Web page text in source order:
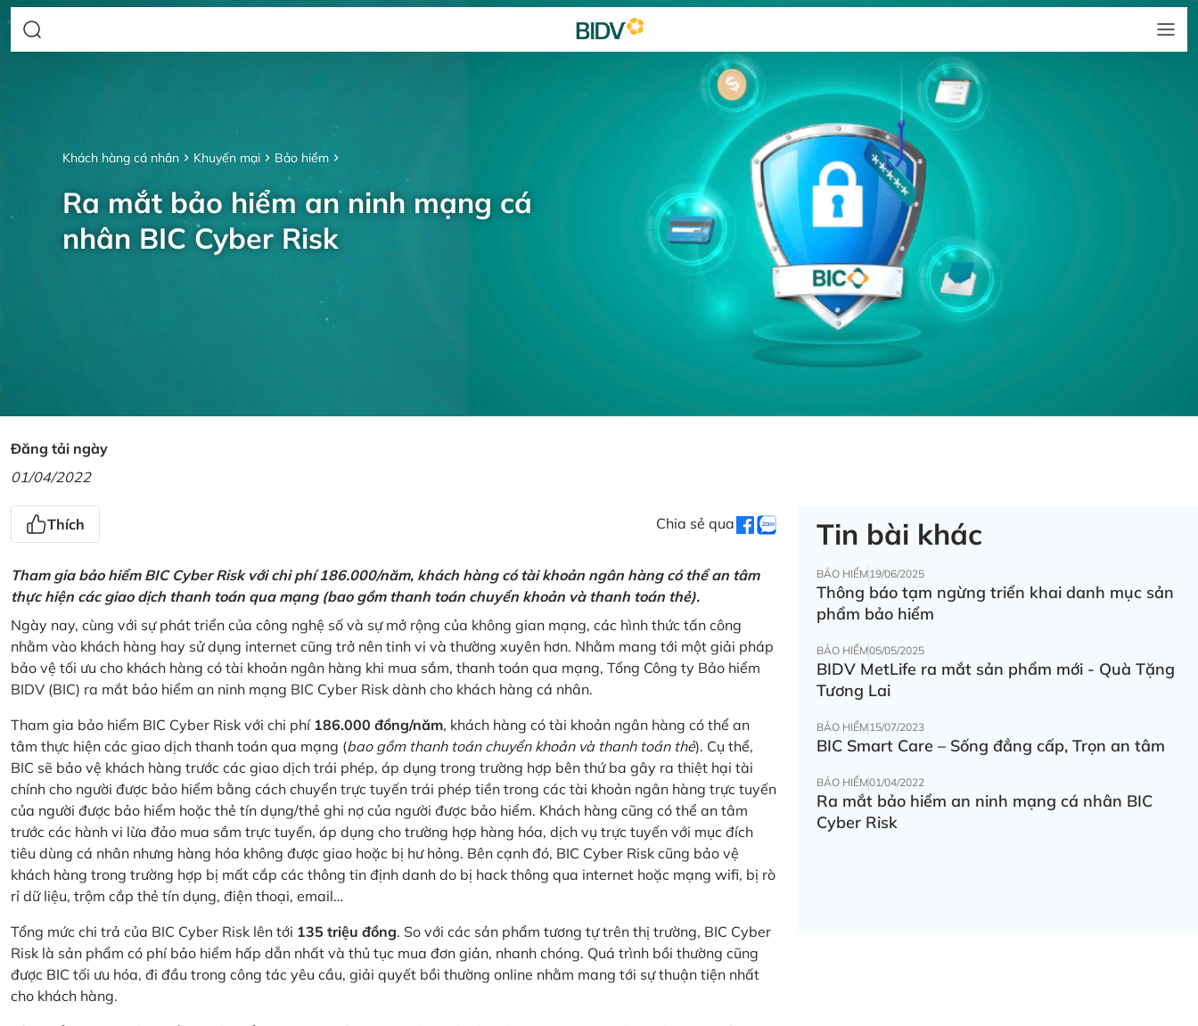
Khách hàng cá nhân Khuyến mại Bảo hiểm
Ra mắt bảo hiểm an ninh mạng cá
nhân BIC Cyber Risk
Đăng tải ngày
01/04/2022
Thích Chia sẻ qua
Tham gia bảo hiểm BIC Cyber Risk với chi phí 186.000/năm, khách hàng có tài khoản ngân hàng có thể an tâm
thực hiện các giao dịch thanh toán qua mạng (bao gồm thanh toán chuyển khoản và thanh toán thẻ).
Ngày nay, cùng với sự phát triển của công nghệ số và sự mở rộng của không gian mạng, các hình thức tấn công
nhằm vào khách hàng hay sử dụng internet cũng trở nên tinh vi và thường xuyên hơn. Nhằm mang tới một giải pháp
bảo vệ tối ưu cho khách hàng có tài khoản ngân hàng khi mua sắm, thanh toán qua mạng, Tổng Công ty Bảo hiểm
BIDV (BIC) ra mắt bảo hiểm an ninh mạng BIC Cyber Risk dành cho khách hàng cá nhân.
Tham gia bảo hiểm BIC Cyber Risk với chi phí 186.000 đồng/năm, khách hàng có tài khoản ngân hàng có thể an
tâm thực hiện các giao dịch thanh toán qua mạng (bao gồm thanh toán chuyển khoản và thanh toán thẻ). Cụ thể,
BIC sẽ bảo vệ khách hàng trước các giao dịch trái phép, áp dụng trong trường hợp bên thứ ba gây ra thiệt hại tài
chính cho người được bảo hiểm bằng cách chuyển trực tuyến trái phép tiền trong các tài khoản ngân hàng trực tuyến
của người được bảo hiểm hoặc thẻ tín dụng/thẻ ghi nợ của người được bảo hiểm. Khách hàng cũng có thể an tâm
trước các hành vi lừa đảo mua sắm trực tuyến, áp dụng cho trường hợp hàng hóa, dịch vụ trực tuyến với mục đích
tiêu dùng cá nhân nhưng hàng hóa không được giao hoặc bị hư hỏng. Bên cạnh đó, BIC Cyber Risk cũng bảo vệ
khách hàng trong trường hợp bị mất cắp các thông tin định danh do bị hack thông qua internet hoặc mạng wifi, bị rò
rỉ dữ liệu, trộm cắp thẻ tín dụng, điện thoại, email…
Tổng mức chi trả của BIC Cyber Risk lên tới 135 triệu đồng. So với các sản phẩm tương tự trên thị trường, BIC Cyber
Risk là sản phẩm có phí bảo hiểm hấp dẫn nhất và thủ tục mua đơn giản, nhanh chóng. Quá trình bồi thường cũng
được BIC tối ưu hóa, đi đầu trong công tác yêu cầu, giải quyết bồi thường online nhằm mang tới sự thuận tiện nhất
cho khách hàng.
Tin bài khác
BẢO HIỂM19/06/2025
Thông báo tạm ngừng triển khai danh mục sản
phẩm bảo hiểm
BẢO HIỂM05/05/2025
BIDV MetLife ra mắt sản phẩm mới - Quà Tặng
Tương Lai
BẢO HIỂM15/07/2023
BIC Smart Care – Sống đẳng cấp, Trọn an tâm
BẢO HIỂM01/04/2022
Ra mắt bảo hiểm an ninh mạng cá nhân BIC
Cyber Risk